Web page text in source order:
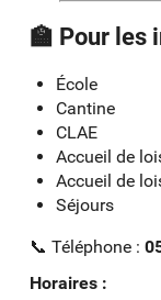
🏫 Pour les
École
Cantine
CLAE
Accueil de
Accueil de
Séjours
📞 Téléphone :
Horaires :